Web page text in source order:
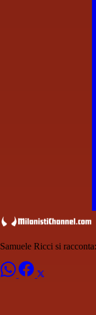
Samuele Ricci si